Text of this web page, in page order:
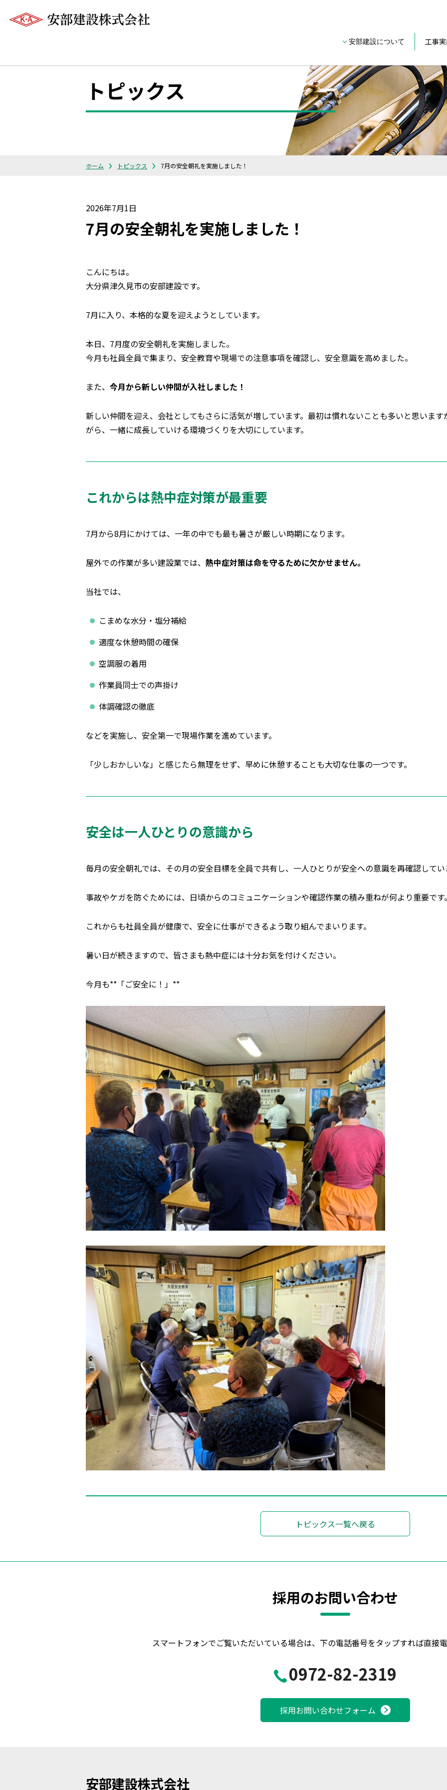
安部建設について 工事
トピックス
ホーム トピックス 7月の安全朝礼を実施しました！
2026年7月1日
7月の安全朝礼を実施しました！
こんにちは。
大分県津久見市の安部建設です。
7月に入り、本格的な夏を迎えようとしています。
本日、7月度の安全朝礼を実施しました。
今月も社員全員で集まり、安全教育や現場での注意事項を確認し、安全意識を高めました。
また、 今月から新しい仲間が入社しました！
新しい仲間を迎え、会社としてもさらに活気が増しています。最初は慣れないことも多いと思いま
がら、一緒に成長していける環境づくりを大切にしています。
これからは熱中症対策が最重要
7月から8月にかけては、一年の中でも最も暑さが厳しい時期になります。
屋外での作業が多い建設業では、 熱中症対策は命を守るために欠かせません。
当社では、
こまめな水分・塩分補給
適度な休憩時間の確保
空調服の着用
作業員同士での声掛け
体調確認の徹底
などを実施し、安全第一で現場作業を進めています。
「少しおかしいな」と感じたら無理をせず、早めに休憩することも大切な仕事の一つです。
安全は一人ひとりの意識から
毎月の安全朝礼では、その月の安全目標を全員で共有し、一人ひとりが安全への意識を再確認してい
事故やケガを防ぐためには、日頃からのコミュニケーションや確認作業の積み重ねが何より重要です
これからも社員全員が健康で、安全に仕事ができるよう取り組んでまいります。
暑い日が続きますので、皆さまも熱中症には十分お気を付けください。
今月も**「ご安全に！」**
トピックス一覧へ戻る
採用のお問い合わせ
スマートフォンでご覧いただいている場合は、 下の電話番号をタップすれば直接
0972-82-2319
採用お問い合わせフォーム
安部建設株式会社